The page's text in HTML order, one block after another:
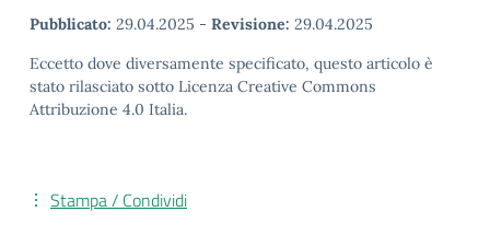
Pubblicato: 29.04.2025 - Revisione: 29.04.2025
Eccetto dove diversamente specificato, questo articolo è
stato rilasciato sotto Licenza Creative Commons
Attribuzione 4.0 Italia.
Stampa / Condividi